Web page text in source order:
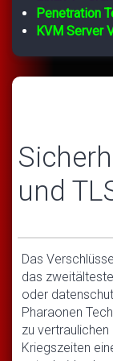
Penetration
KVM Server
und
Das
das
oder
Pharaonen
zu
Kriegszeiten